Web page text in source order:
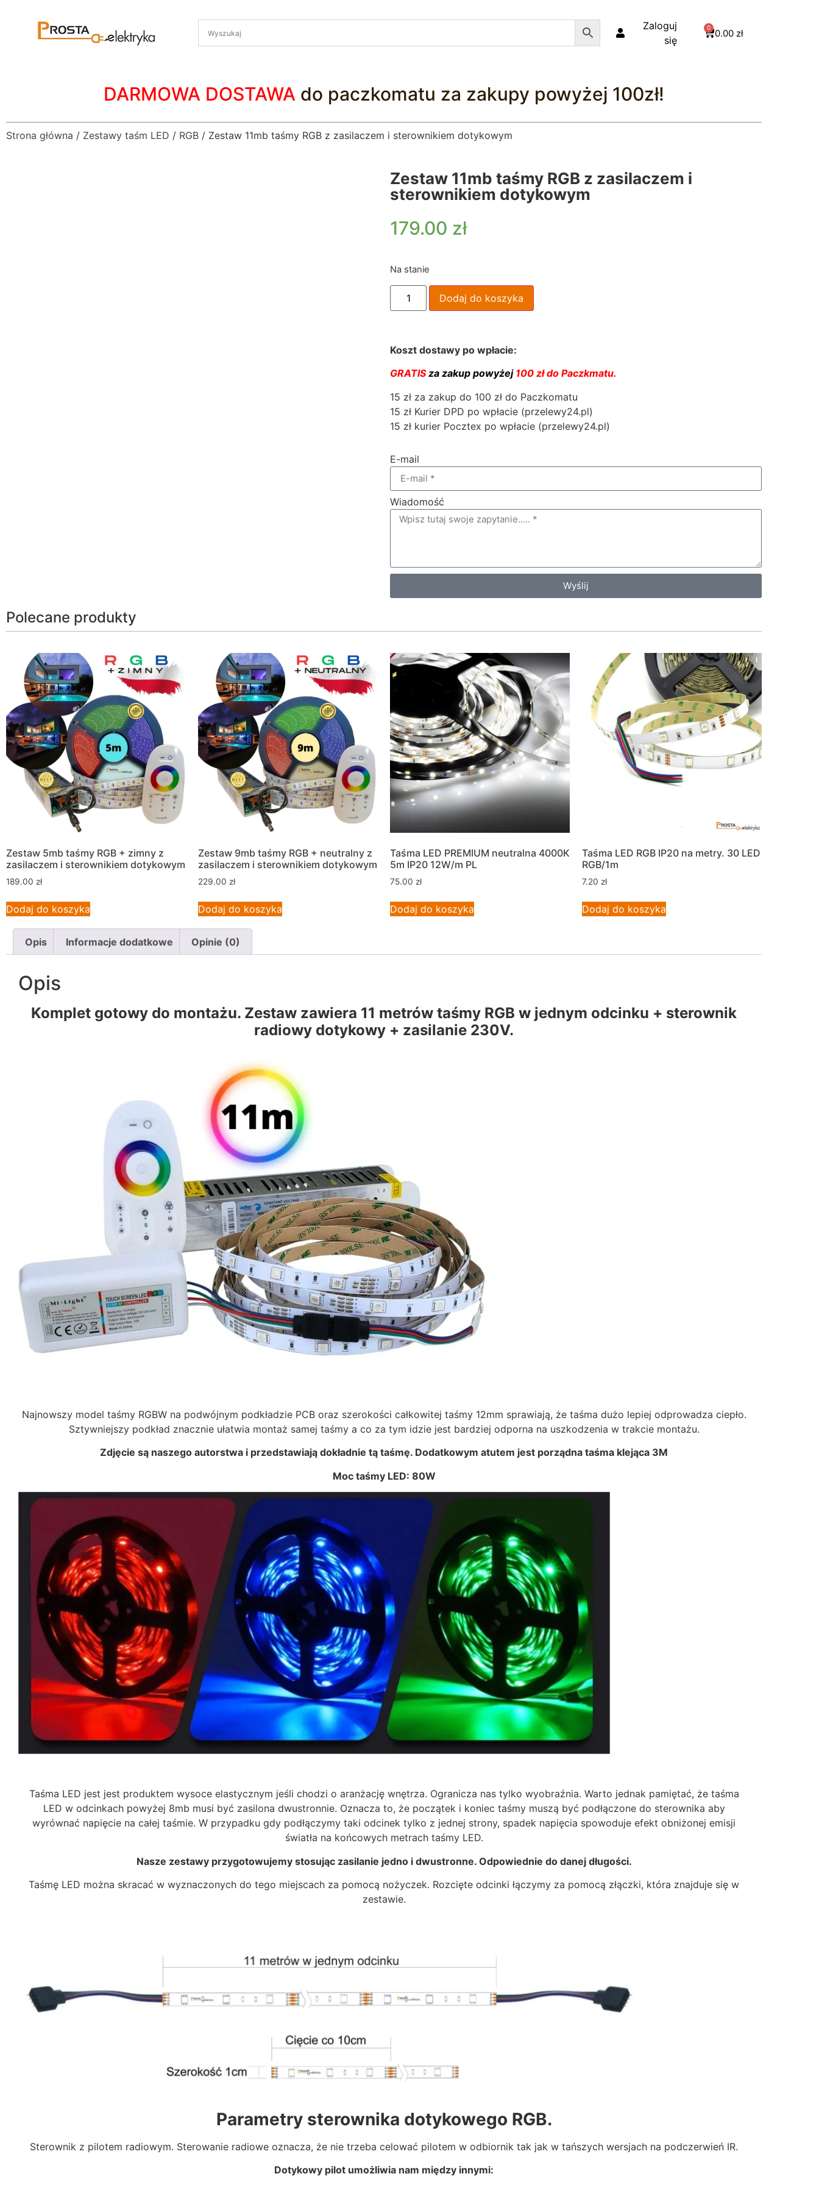
Zaloguj
się
0.00 zł
0
DARMOWA DOSTAWA do paczkomatu za zakupy powyżej 100zł!
Strona główna / Zestawy taśm LED / RGB / Zestaw 11mb taśmy RGB z zasilaczem i sterownikiem dotykowym
Zestaw 11mb taśmy RGB z zasilaczem i
sterownikiem dotykowym
179.00 zł
Na stanie
Dodaj do koszyka
Koszt dostawy po wpłacie:
GRATISza zakup powyżej100 zł do Paczkmatu.
15 zł za zakup do 100 zł do Paczkomatu
15 zł Kurier DPD po wpłacie (przelewy24.pl)
15 zł kurier Pocztex po wpłacie (przelewy24.pl)
E-mail
Wiadomość
Wyślij
Polecane produkty
Zestaw 5mb taśmy RGB + zimny z
zasilaczem i sterownikiem dotykowym
189.00 zł
Dodaj do koszyka
Zestaw 9mb taśmy RGB + neutralny z
zasilaczem i sterownikiem dotykowym
229.00 zł
Dodaj do koszyka
Taśma LED PREMIUM neutralna 4000K
5m IP20 12W/m PL
75.00 zł
Dodaj do koszyka
Taśma LED RGB IP20 na metry. 30 LED
RGB/1m
7.20 zł
Dodaj do koszyka
Opis Informacje dodatkowe Opinie (0)
Opis
Komplet gotowy do montażu. Zestaw zawiera 11 metrów taśmy RGB w jednym odcinku + sterownik
radiowy dotykowy + zasilanie 230V.
Najnowszy model taśmy RGBW na podwójnym podkładzie PCB oraz szerokości całkowitej taśmy 12mm sprawiają, że taśma dużo lepiej odprowadza ciepło.
Sztywniejszy podkład znacznie ułatwia montaż samej taśmy a co za tym idzie jest bardziej odporna na uszkodzenia w trakcie montażu.
Zdjęcie są naszego autorstwa i przedstawiają dokładnie tą taśmę. Dodatkowym atutem jest porządna taśma klejąca 3M
Moc taśmy LED: 80W
Taśma LED jest jest produktem wysoce elastycznym jeśli chodzi o aranżację wnętrza. Ogranicza nas tylko wyobraźnia. Warto jednak pamiętać, że taśma
LED w odcinkach powyżej 8mb musi być zasilona dwustronnie. Oznacza to, że początek i koniec taśmy muszą być podłączone do sterownika aby
wyrównać napięcie na całej taśmie. W przypadku gdy podłączymy taki odcinek tylko z jednej strony, spadek napięcia spowoduje efekt obniżonej emisji
światła na końcowych metrach taśmy LED.
Nasze zestawy przygotowujemy stosując zasilanie jedno i dwustronne. Odpowiednie do danej długości.
Taśmę LED można skracać w wyznaczonych do tego miejscach za pomocą nożyczek. Rozcięte odcinki łączymy za pomocą złączki, która znajduje się w
zestawie.
Parametry sterownika dotykowego RGB.
Sterownik z pilotem radiowym. Sterowanie radiowe oznacza, że nie trzeba celować pilotem w odbiornik tak jak w tańszych wersjach na podczerwień IR.
Dotykowy pilot umożliwia nam między innymi: